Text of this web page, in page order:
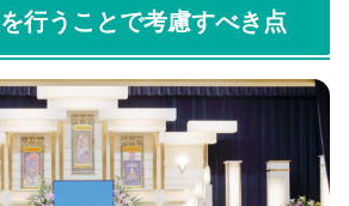
行うことで考慮すべき点